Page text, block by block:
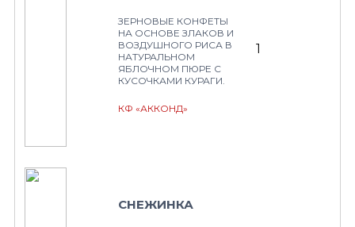
ЗЕРНОВЫЕ КОНФЕТЫ
НА ОСНОВЕ ЗЛАКОВ И
ВОЗДУШНОГО РИСА В
НАТУРАЛЬНОМ
ЯБЛОЧНОМ ПЮРЕ С
КУСОЧКАМИ КУРАГИ.
КФ «АККОНД»
1
СНЕЖИНКА